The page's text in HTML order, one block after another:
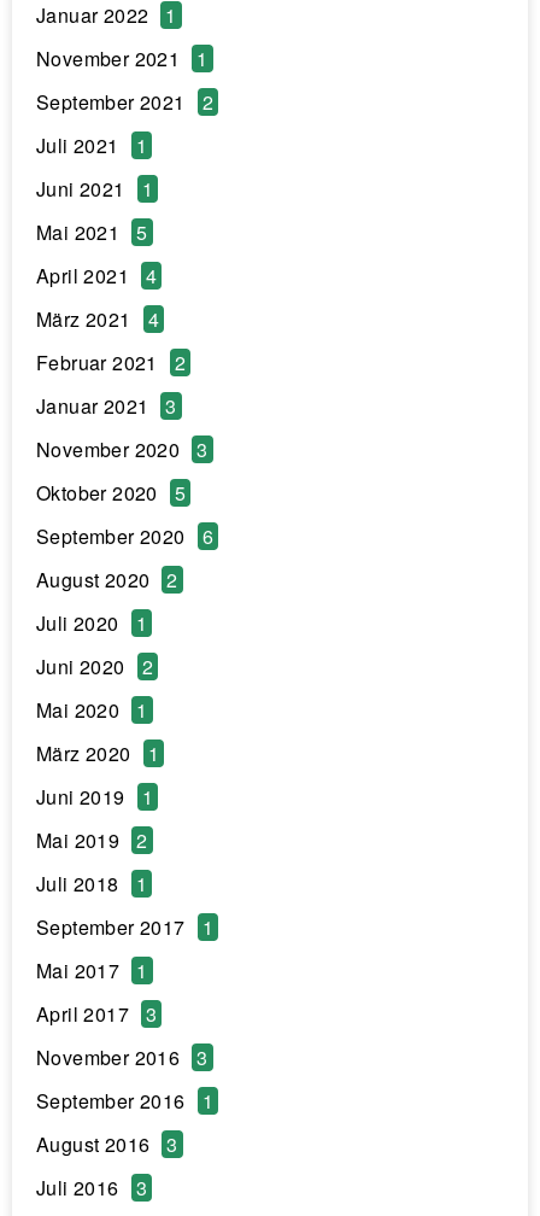
Januar 2022
1
November 2021
1
September 2021
2
Juli 2021
1
Juni 2021
1
Mai 2021
5
April 2021
4
März 2021
4
Februar 2021
2
Januar 2021
3
November 2020
3
Oktober 2020
5
September 2020
6
August 2020
2
Juli 2020
1
Juni 2020
2
Mai 2020
1
März 2020
1
Juni 2019
1
Mai 2019
2
Juli 2018
1
September 2017
1
Mai 2017
1
April 2017
3
November 2016
3
September 2016
1
August 2016
3
Juli 2016
3